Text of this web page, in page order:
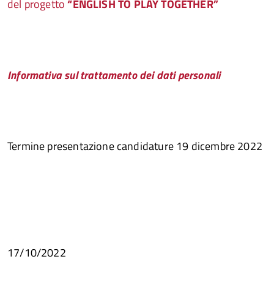
del progetto“ENGLISH TO PLAY TOGETHER”
Informativa sul trattamento dei dati personali
Termine presentazione candidature 19 dicembre 2022
17/10/2022